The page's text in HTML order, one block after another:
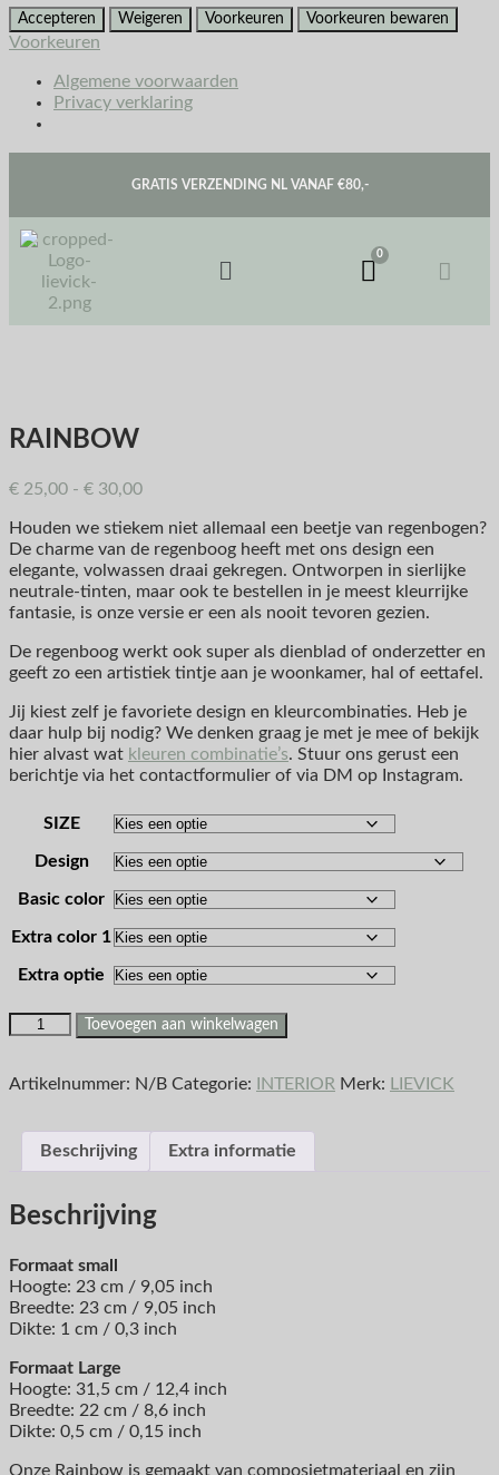
Accepteren Weigeren Voorkeuren Voorkeuren bewaren
Voorkeuren
Algemene voorwaarden
Privacy verklaring
GRATIS VERZENDING NL VANAF €80,-
RAINBOW
€ 25,00 - € 30,00
Houden we stiekem niet allemaal een beetje van regenbogen?
De charme van de regenboog heeft met ons design een
elegante, volwassen draai gekregen. Ontworpen in sierlijke
neutrale-tinten, maar ook te bestellen in je meest kleurrijke
fantasie, is onze versie er een als nooit tevoren gezien.
De regenboog werkt ook super als dienblad of onderzetter en
geeft zo een artistiek tintje aan je woonkamer, hal of eettafel.
Jij kiest zelf je favoriete design en kleurcombinaties. Heb je
daar hulp bij nodig? We denken graag je met je mee of bekijk
hier alvast wat kleuren combinatie’s. Stuur ons gerust een
berichtje via het contactformulier of via DM op Instagram.
SIZE
Design
Basic color
Extra color 1
Extra optie
Toevoegen aan winkelwagen
Artikelnummer: N/B Categorie: INTERIOR Merk: LIEVICK
Beschrijving Extra informatie
Beschrijving
Formaat small
Hoogte: 23 cm / 9,05 inch
Breedte: 23 cm / 9,05 inch
Dikte: 1 cm / 0,3 inch
Formaat Large
Hoogte: 31,5 cm / 12,4 inch
Breedte: 22 cm / 8,6 inch
Dikte: 0,5 cm / 0,15 inch
Onze Rainbow is gemaakt van composietmateriaal en zijn